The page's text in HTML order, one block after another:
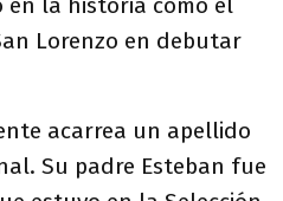
Lorenzo en debutar
acarrea un apellido
Su padre Esteban fue